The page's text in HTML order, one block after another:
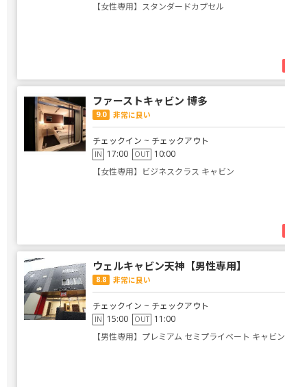
【女性専用】スタンダードカプセル
ファーストキャビン 博多
9.0 非常に良い
チェックイン ~ チェックアウト
IN 17:00 OUT 10:00
【女性専用】ビジネスクラス キャビン
ウェルキャビン天神【男性専用】
8.8 非常に良い
チェックイン ~ チェックアウト
IN 15:00 OUT 11:00
【男性専用】プレミアム セミプライベート キャビン